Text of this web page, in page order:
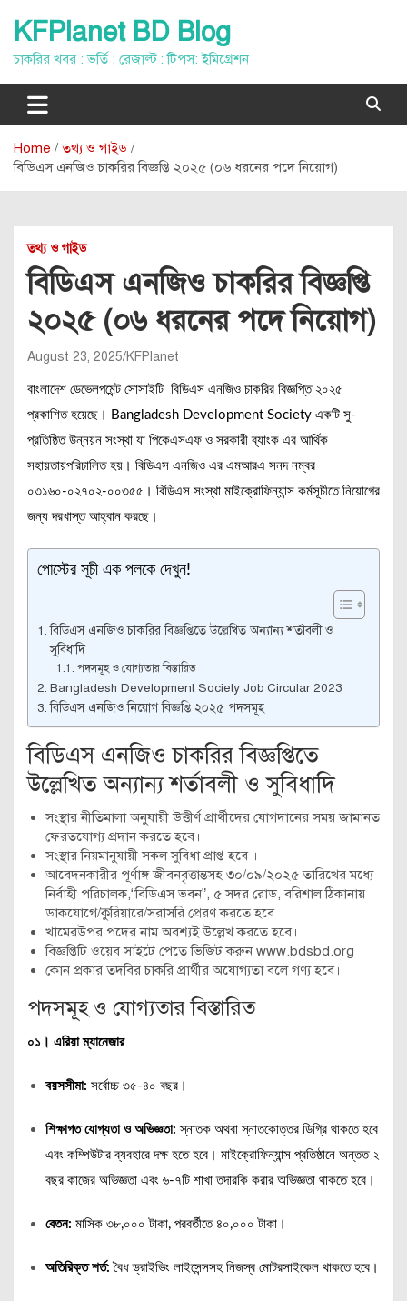
content
KFPlanet BD Blog
চাকরির খবর : ভর্তি : রেজাল্ট : টিপস: ইমিগ্রেশন
Home
তথ্য ও গাইড
বিডিএস এনজিও চাকরির বিজ্ঞপ্তি ২০২৫ (০৬ ধরনের পদে নিয়োগ)
তথ্য ও গাইড
বিডিএস এনজিও চাকরির বিজ্ঞপ্তি
২০২৫ (০৬ ধরনের পদে নিয়োগ)
August 23, 2025 KFPlanet
বাংলাদেশ ডেভেলপমেন্ট সোসাইটি বিডিএস এনজিও চাকরির বিজ্ঞপ্তি ২০২৫
প্রকাশিত হয়েছে। Bangladesh Development Society একটি সু-
প্রতিষ্ঠিত উন্নয়ন সংস্থা যা পিকেএসএফ ও সরকারী ব্যাংক এর আর্থিক
সহায়তায়পরিচালিত হয়। বিডিএস এনজিও এর এমআরএ সনদ নম্বর
০৩১৬০-০২৭০২-০০৩৫৫। বিডিএস সংস্থা মাইক্রোফিন্যান্স কর্মসূচীতে নিয়োগের
জন্য দরখাস্ত আহ্বান করছে।
পোস্টের সূচী এক পলকে দেখুন!
বিডিএস এনজিও চাকরির বিজ্ঞপ্তিতে উল্লেখিত অন্যান্য শর্তাবলী ও
সুবিধাদি
পদসমূহ ও যোগ্যতার বিস্তারিত
Bangladesh Development Society Job Circular 2023
বিডিএস এনজিও নিয়োগ বিজ্ঞপ্তি ২০২৫ পদসমূহ
বিডিএস এনজিও চাকরির বিজ্ঞপ্তিতে
উল্লেখিত অন্যান্য শর্তাবলী ও সুবিধাদি
সংস্থার নীতিমালা অনুযায়ী উত্তীর্ণ প্রার্থীদের যোগদানের সময় জামানত
ফেরতযোগ্য প্রদান করতে হবে।
সংস্থার নিয়মানুযায়ী সকল সুবিধা প্রাপ্ত হবে ।
আবেদনকারীর পূর্ণাঙ্গ জীবনবৃত্তান্তসহ ৩০/০৯/২০২৫ তারিখের মধ্যে
নির্বাহী পরিচালক,“বিডিএস ভবন”, ৫ সদর রোড, বরিশাল ঠিকানায়
ডাকযোগে/কুরিয়ারে/সরাসরি প্রেরণ করতে হবে
খামেরউপর পদের নাম অবশ্যই উল্লেখ করতে হবে।
বিজ্ঞপ্তিটি ওয়েব সাইটে পেতে ভিজিট করুন www.bdsbd.org
কোন প্রকার তদবির চাকরি প্রার্থীর অযোগ্যতা বলে গণ্য হবে।
পদসমূহ ও যোগ্যতার বিস্তারিত
০১। এরিয়া ম্যানেজার
বয়সসীমা: সর্বোচ্চ ৩৫-৪০ বছর।
শিক্ষাগত যোগ্যতা ও অভিজ্ঞতা: স্নাতক অথবা স্নাতকোত্তর ডিগ্রি থাকতে হবে
এবং কম্পিউটার ব্যবহারে দক্ষ হতে হবে। মাইক্রোফিন্যান্স প্রতিষ্ঠানে অন্তত ২
বছর কাজের অভিজ্ঞতা এবং ৬-৭টি শাখা তদারকি করার অভিজ্ঞতা থাকতে হবে।
বেতন: মাসিক ৩৮,০০০ টাকা, পরবর্তীতে ৪০,০০০ টাকা।
অতিরিক্ত শর্ত: বৈধ ড্রাইভিং লাইসেন্সসহ নিজস্ব মোটরসাইকেল থাকতে হবে।